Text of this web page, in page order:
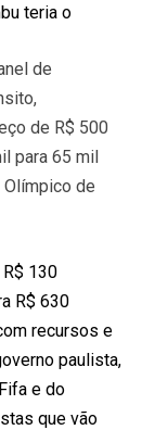
teria o
de
de R$ 500
para 65 mil
de
130
R$ 630
recursos e
paulista,
e do
que vão